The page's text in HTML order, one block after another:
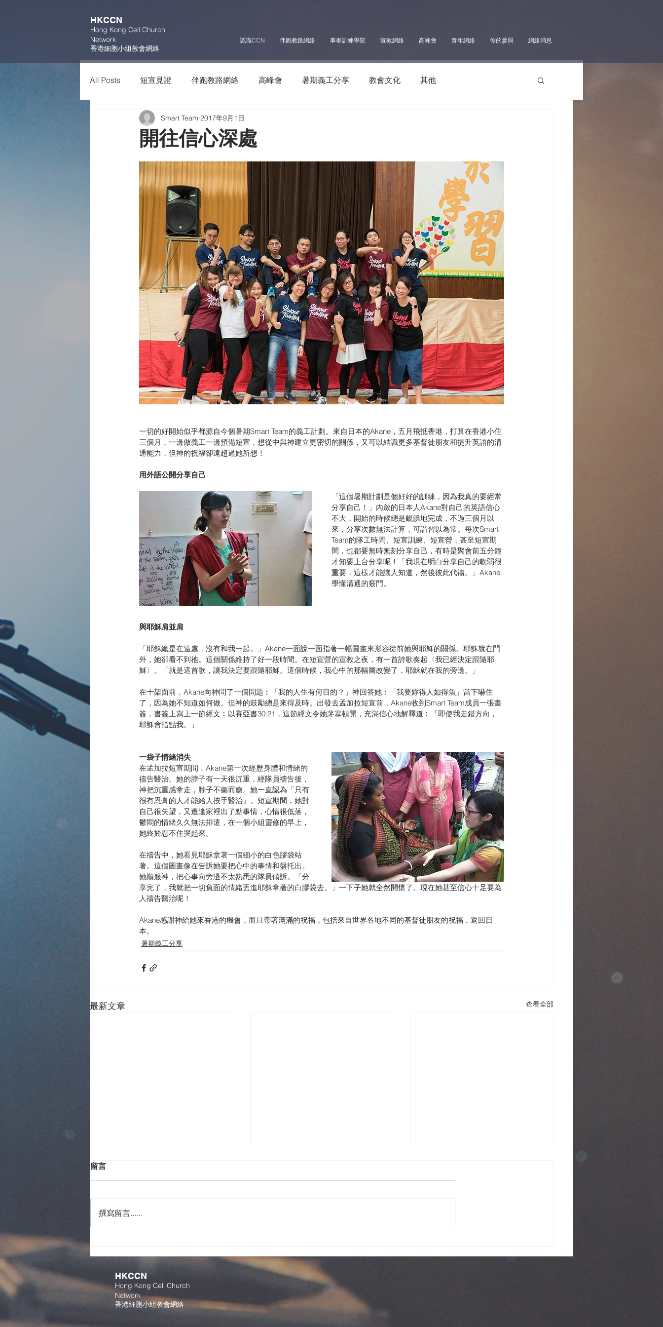
認識CCN 伴跑教路網絡 事奉訓練學院 宣教網絡 高峰會 青年網絡 你的參與 網絡消息
HKCCN
Hong Kong Cell Church
Network
香港細胞小組教會網絡
All Posts 短宣見證 伴跑教路網絡 高峰會 暑期義工分享 教會文化 其他
開往信心深處
Smart Team 2017年9月1日
一切的好開始似乎都源自今個暑期Smart Team的義工計劃。來自日本的Akane，五月飛抵香港，打算在香港小住
三個月，一邊做義工一邊預備短宣，想從中與神建立更密切的關係，又可以結識更多基督徒朋友和提升英語的溝
通能力，但神的祝福卻遠超過她所想！
用外語公開分享自己
「這個暑期計劃是個好好的訓練，因為我真的要經常
分享自己！」內斂的日本人Akane對自己的英語信心
不大，開始的時候總是靦腆地完成，不過三個月以
來，分享次數無法計算，可謂習以為常。每次Smart
Team的隊工時間、短宣訓練、短宣營，甚至短宣期
間，也都要無時無刻分享自己，有時是聚會前五分鐘
才知要上台分享呢！「我現在明白分享自己的軟弱很
重要，這樣才能讓人知道，然後彼此代禱。」Akane
學懂溝通的竅門。
與耶穌肩並肩
「耶穌總是在遠處，沒有和我一起。」Akane一面說一面指著一幅圖畫來形容從前她與耶穌的關係。耶穌就在門
外，她卻看不到祂。這個關係維持了好一段時間。在短宣營的宣教之夜，有一首詩歌奏起〈我已經決定跟隨耶
穌〉。「就是這首歌，讓我決定要跟隨耶穌。這個時候，我心中的那幅圖改變了，耶穌就在我的旁邊。」
在十架面前，Akane向神問了一個問題︰「我的人生有何目的？」神回答她︰「我要妳得人如得魚」當下嚇住
了，因為她不知道如何做。但神的鼓勵總是來得及時。出發去孟加拉短宣前，Akane收到Smart Team成員一張書
簽，書簽上寫上一節經文︰以賽亞書30:21，這節經文令她茅塞頓開，充滿信心地解釋道︰「即使我走錯方向，
耶穌會指點我。」
一袋子情緒消失
在孟加拉短宣期間，Akane第一次經歷身體和情緒的
禱告醫治。她的脖子有一天很沉重，經隊員禱告後，
神把沉重感拿走，脖子不藥而癒。她一直認為「只有
很有恩膏的人才能給人按手醫治」。短宣期間，她對
自己很失望，又遭逢家裡出了點事情，心情很低落，
鬱悶的情緒久久無法排遣，在一個小組靈修的早上，
她終於忍不住哭起來。
在禱告中，她看見耶穌拿著一個細小的白色膠袋站
著。這個圖畫像在告訴她要把心中的事情和盤托出。
她順服神，把心事向旁邊不太熟悉的隊員傾訴。「分
享完了，我就把一切負面的情緒丟進耶穌拿著的白膠袋去。」一下子她就全然開懷了。現在她甚至信心十足要為
人禱告醫治呢！
Akane感謝神給她來香港的機會，而且帶著滿滿的祝福，包括來自世界各地不同的基督徒朋友的祝福，返回日
本。
暑期義工分享
最新文章 查看全部
留言
撰寫留言......
HKCCN
Hong Kong Cell Church
Network
香港細胞小組教會網絡